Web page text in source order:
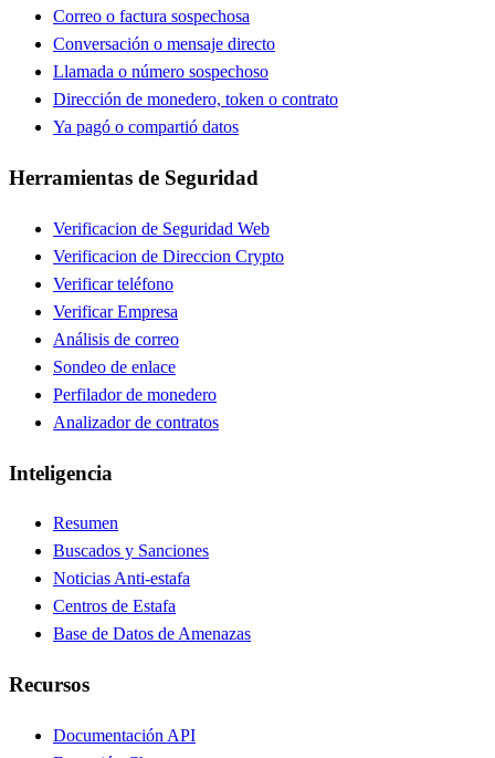
Correo o factura sospechosa
Conversación o mensaje directo
Llamada o número sospechoso
Dirección de monedero, token o contrato
Ya pagó o compartió datos
Herramientas de Seguridad
Verificacion de Seguridad Web
Verificacion de Direccion Crypto
Verificar teléfono
Verificar Empresa
Análisis de correo
Sondeo de enlace
Perfilador de monedero
Analizador de contratos
Inteligencia
Resumen
Buscados y Sanciones
Noticias Anti-estafa
Centros de Estafa
Base de Datos de Amenazas
Recursos
Documentación API